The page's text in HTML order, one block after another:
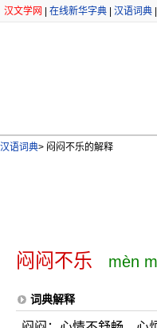
汉文学网 在线新华字典 汉语词典
汉语词典> 闷闷不乐的解释
闷闷不乐 mèn
词典解释